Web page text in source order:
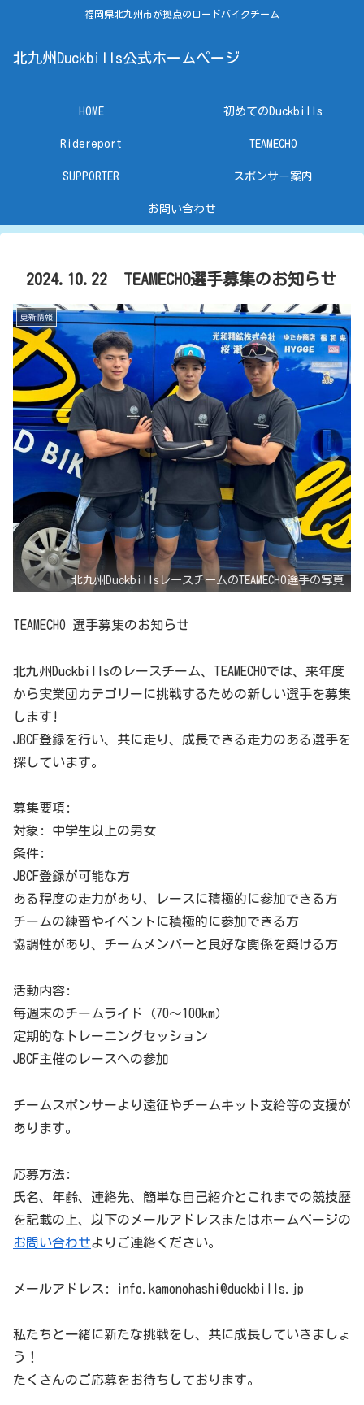
福岡県北九州市が拠点のロードバイクチーム
北九州Duckbills公式ホームページ
HOME 初めてのDuckbills
Ridereport TEAMECHO
SUPPORTER スポンサー案内
お問い合わせ
2024.10.22 TEAMECHO選手募集のお知らせ
更新情報
北九州DuckbillsレースチームのTEAMECHO選手の写真
TEAMECHO 選手募集のお知らせ
北九州Duckbillsのレースチーム、TEAMECHOでは、来年度
から実業団カテゴリーに挑戦するための新しい選手を募集
します!
JBCF登録を行い、共に走り、成長できる走力のある選手を
探しています。
募集要項:
対象: 中学生以上の男女
条件:
JBCF登録が可能な方
ある程度の走力があり、レースに積極的に参加できる方
チームの練習やイベントに積極的に参加できる方
協調性があり、チームメンバーと良好な関係を築ける方
活動内容:
毎週末のチームライド（70～100km）
定期的なトレーニングセッション
JBCF主催のレースへの参加
チームスポンサーより遠征やチームキット支給等の支援が
あります。
応募方法:
氏名、年齢、連絡先、簡単な自己紹介とこれまでの競技歴
を記載の上、以下のメールアドレスまたはホームページの
お問い合わせよりご連絡ください。
メールアドレス: info.kamonohashi@duckbills.jp
私たちと一緒に新たな挑戦をし、共に成長していきましょ
う！
たくさんのご応募をお待ちしております。